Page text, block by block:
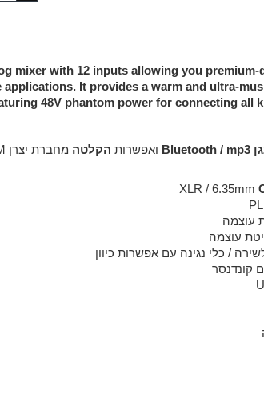
mixer with 12 inputs allowing you
It provides a warm and ultra-
48V phantom power for connecting all
ואפשרות הקלטה
/ כלי נגינה עם אפשרות כיוון